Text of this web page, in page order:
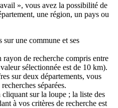
», vous avez la possibilité de
une région, un pays ou
sur une commune et ses
de recherche compris entre
sélectionnée est de 10 km).
sur deux départements, vous
séparées.
sur la loupe ; la liste des
à vos critères de recherche est